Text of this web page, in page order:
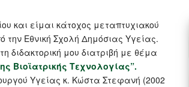
και είμαι κάτοχος μεταπτυχιακού
την Εθνική Σχολή Δημόσιας Υγείας.
διδακτορική μου διατριβή με θέμα
Βιοϊατρικής Τεχνολογίας”.
Υγείας κ. Κώστα Στεφανή (2002